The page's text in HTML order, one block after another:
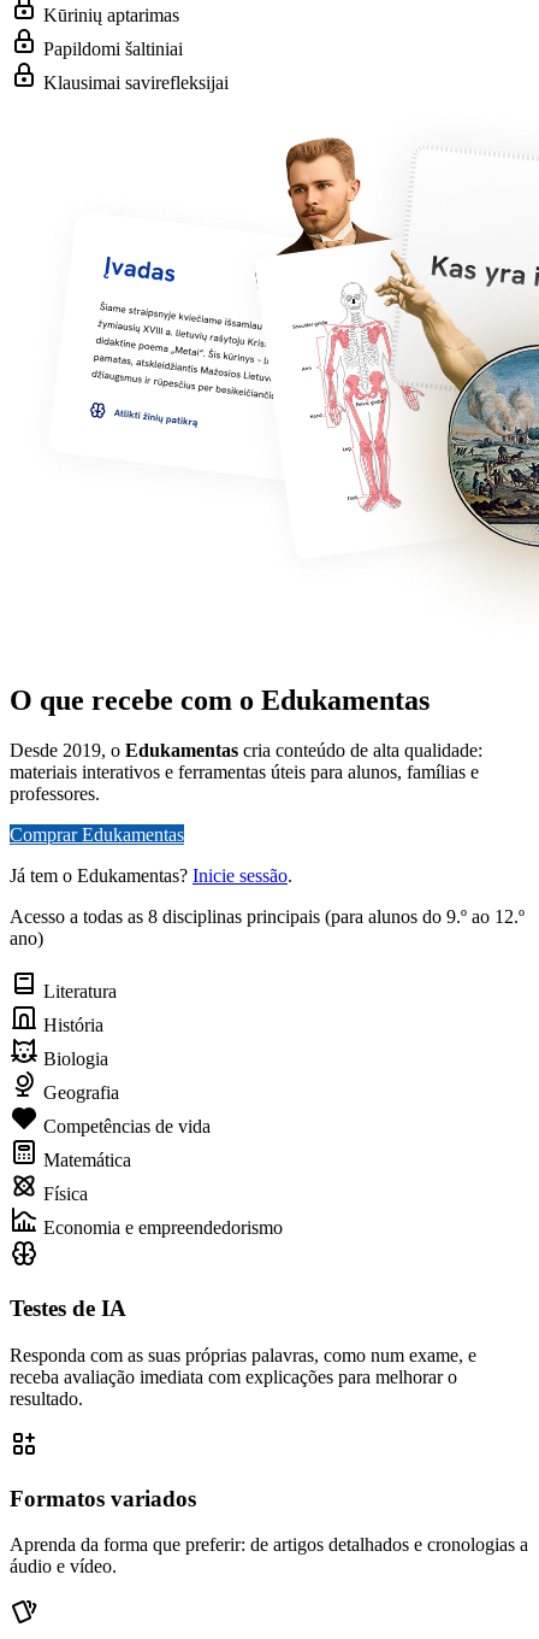
Kūrinių aptarimas
Papildomi šaltiniai
Klausimai savirefleksijai
O que recebe com o Edukamentas
Desde 2019, o Edukamentas cria conteúdo de alta qualidade:
materiais interativos e ferramentas úteis para alunos, famílias e
professores.
Comprar Edukamentas
Já tem o Edukamentas? Inicie sessão.
Acesso a todas as 8 disciplinas principais (para alunos do 9.º ao 12.º
ano)
Literatura
História
Biologia
Geografia
Competências de vida
Matemática
Física
Economia e empreendedorismo
Testes de IA
Responda com as suas próprias palavras, como num exame, e
receba avaliação imediata com explicações para melhorar o
resultado.
Formatos variados
Aprenda da forma que preferir: de artigos detalhados e cronologias a
áudio e vídeo.